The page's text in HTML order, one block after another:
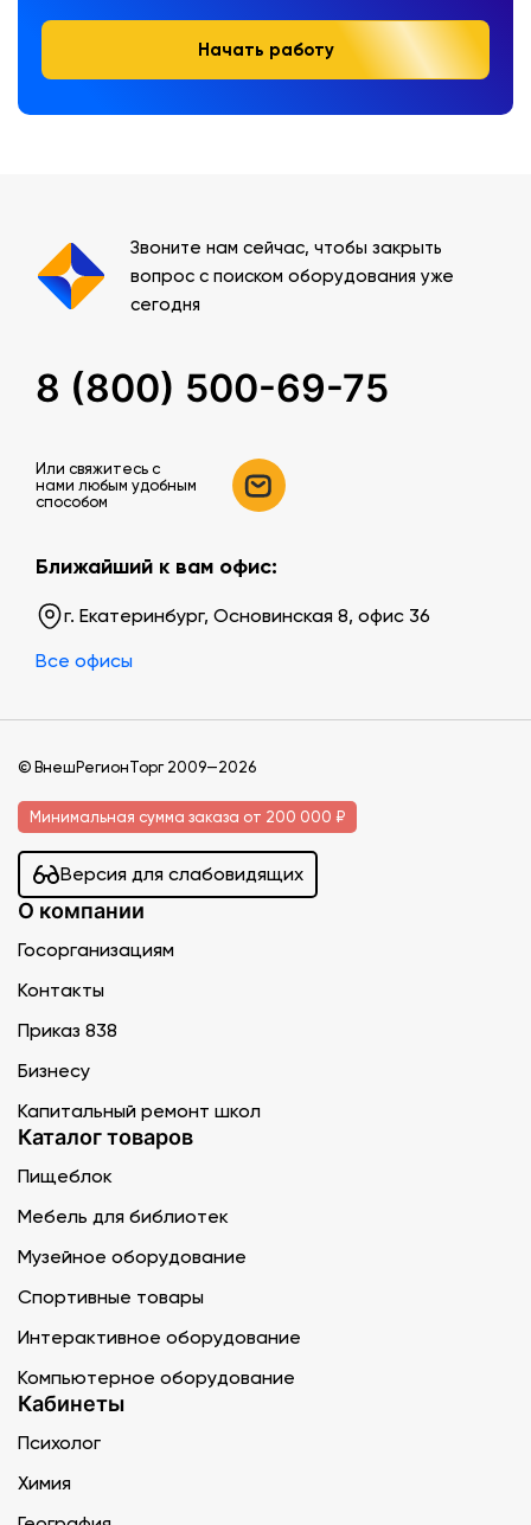
Начать работу
Звоните нам сейчас, чтобы закрыть
вопрос с поиском оборудования уже
сегодня
8 (800) 500-69-75
Или свяжитесь c
нами любым удобным
способом
Ближайший к вам офис:
г. Екатеринбург, Основинская 8, офис 36
Все офисы
© ВнешРегионТорг 2009—2026
Минимальная сумма заказа от 200 000 ₽
Версия для слабовидящих
О компании
Госорганизациям
Контакты
Приказ 838
Бизнесу
Капитальный ремонт школ
Каталог товаров
Пищеблок
Мебель для библиотек
Музейное оборудование
Спортивные товары
Интерактивное оборудование
Компьютерное оборудование
Кабинеты
Психолог
Химия